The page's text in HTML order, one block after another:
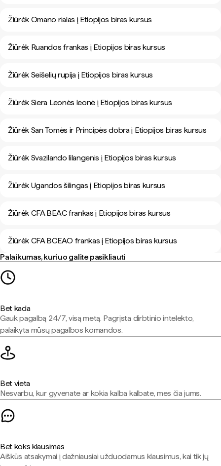
Žiūrėk Omano rialas į Etiopijos biras kursus
Žiūrėk Ruandos frankas į Etiopijos biras kursus
Žiūrėk Seišelių rupija į Etiopijos biras kursus
Žiūrėk Siera Leonės leonė į Etiopijos biras kursus
Žiūrėk San Tomės ir Principės dobra į Etiopijos biras kursus
Žiūrėk Svazilando lilangenis į Etiopijos biras kursus
Žiūrėk Ugandos šilingas į Etiopijos biras kursus
Žiūrėk CFA BEAC frankas į Etiopijos biras kursus
Žiūrėk CFA BCEAO frankas į Etiopijos biras kursus
Palaikumas, kuriuo galite pasikliauti
Bet kada
Gauk pagalbą 24/7, visą metą. Pagrįsta dirbtinio intelekto,
palaikyta mūsų pagalbos komandos.
Bet vieta
Nesvarbu, kur gyvenate ar kokia kalba kalbate, mes čia jums.
Bet koks klausimas
Aiškūs atsakymai į dažniausiai užduodamus klausimus, kai tik jų